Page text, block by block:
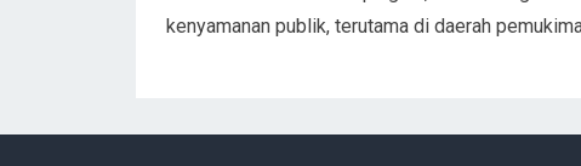
kenyamanan publik, terutama di daerah